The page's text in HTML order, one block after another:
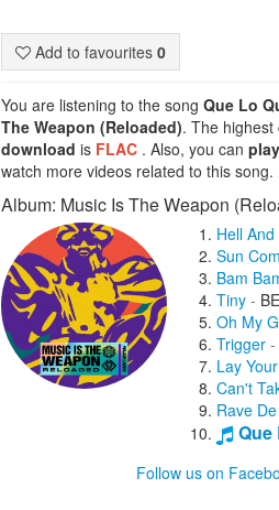
Add to favourites 0
You are listening to the song Que Lo
The Weapon (Reloaded). The
download is FLAC . Also, you can play
watch more videos related to this song.
Album: Music Is The Weapon
Hell
Sun
Bam
Tiny -
Oh My
Trigger -
Lay
Can't
Rave
Que
Que
Follow us on